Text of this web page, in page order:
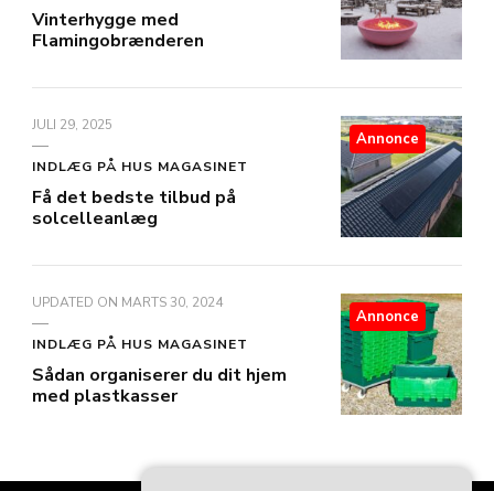
Vinterhygge med
Flamingobrænderen
JULI 29, 2025
INDLÆG PÅ HUS MAGASINET
Få det bedste tilbud på
solcelleanlæg
Annonce
UPDATED ON MARTS 30, 2024
INDLÆG PÅ HUS MAGASINET
Sådan organiserer du dit hjem
med plastkasser
Annonce